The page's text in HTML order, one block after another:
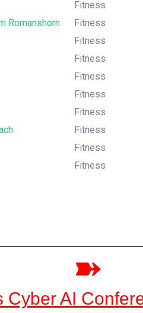
Fitness
Romanshorn
Fitness
Fitness
Fitness
Fitness
Fitness
Fitness
Fitness
Fitness
Fitness